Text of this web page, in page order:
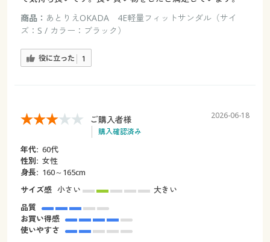
商品： あとりえOKADA 4E軽量フィットサンダル（サイ
ズ：S / カラー：ブラック）
役に立った 1
ご購入者様
購入確認済み
2026-06-18
年代: 60代
性別: 女性
身長: 160～165cm
サイズ感 小さい
大きい
品質
お買い得感
使いやすさ